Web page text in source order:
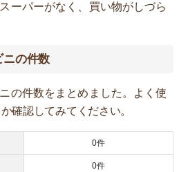
ーパーがなく、買い物がしづら
ニの件数
の件数をまとめました。よく使
確認してみてください。
0件
0件